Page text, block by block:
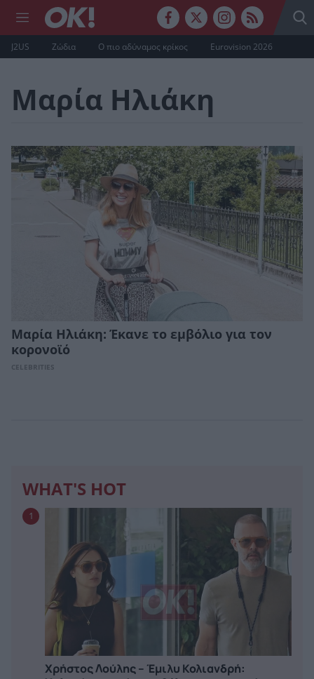
J2US Ζώδια Ο πιο αδύναμος κρίκος Eurovision 2026
Μαρία Ηλιάκη
Μαρία Ηλιάκη: Έκανε το εμβόλιο για τον
κορονοϊό
CELEBRITIES
WHAT'S HOT
1
Χρήστος Λούλης – Έμιλυ Κολιανδρή: